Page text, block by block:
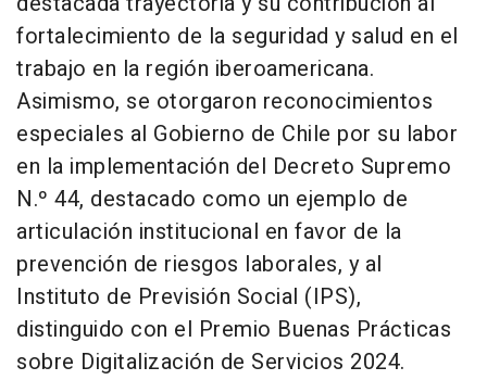
fortalecimiento de la seguridad y salud en el
trabajo en la región iberoamericana.
Asimismo, se otorgaron reconocimientos
especiales al Gobierno de Chile por su labor
en la implementación del Decreto Supremo
N.º 44, destacado como un ejemplo de
articulación institucional en favor de la
prevención de riesgos laborales, y al
Instituto de Previsión Social (IPS),
distinguido con el Premio Buenas Prácticas
sobre Digitalización de Servicios 2024.